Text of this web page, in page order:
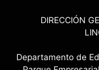
DIRECCIÓN
Departamento de